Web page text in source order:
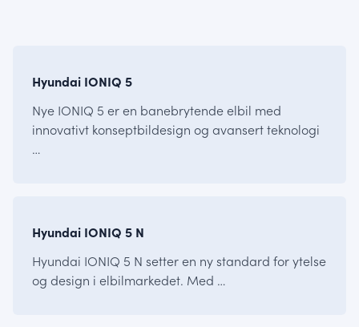
Hyundai IONIQ 5
Nye IONIQ 5 er en banebrytende elbil med
innovativt konseptbildesign og avansert teknologi
…
Hyundai IONIQ 5 N
Hyundai IONIQ 5 N setter en ny standard for ytelse
og design i elbilmarkedet. Med …